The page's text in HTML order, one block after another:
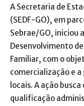
A Secretaria de
(SEDF-GO), em
Sebrae/GO, iniciou
Desenvolvimento
Familiar, com o
comercialização e
locais. A ação
qualificação